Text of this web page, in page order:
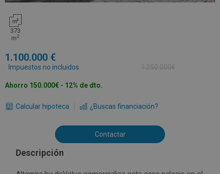
373
m2
1.100.000
Impuestos no incluidos 1.250.000€
Ahorro 150.000€ - 12% de dto.
Calcular hipoteca ¿Buscas financiación?
Contactar
Descripción